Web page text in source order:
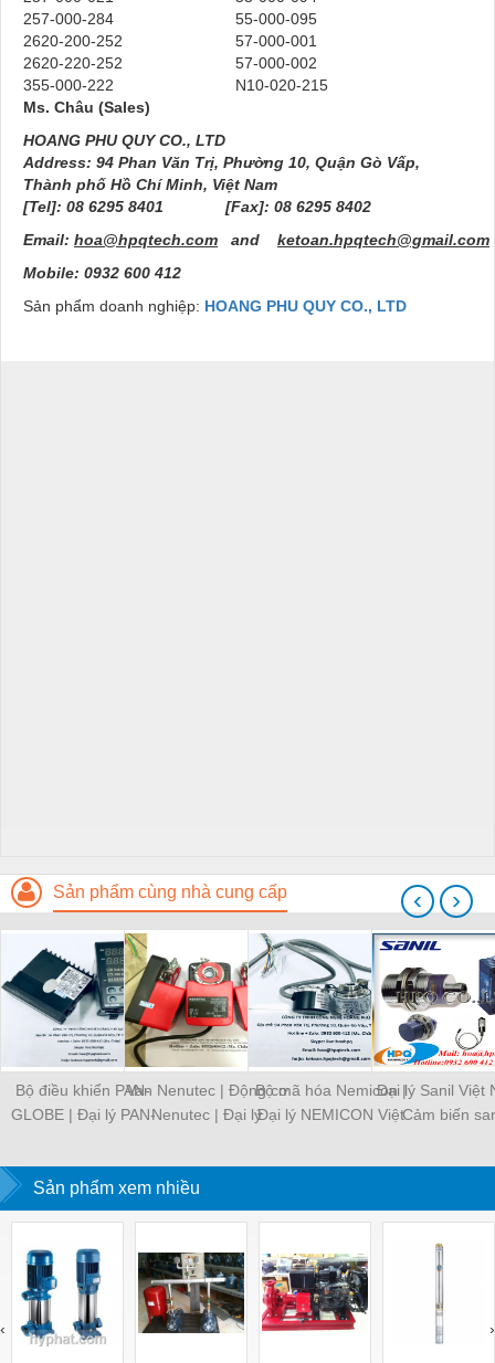
257-000-284
55-000-095
2620-200-252
57-000-001
2620-220-252
57-000-002
355-000-222
N10-020-215
Ms. Châu (Sales)
HOANG PHU QUY CO., LTD
Address: 94 Phan Văn Trị, Phường 10, Quận Gò Vấp,
Thành phố Hồ Chí Minh, Việt Nam
[Tel]: 08 6295 8401 [Fax]: 08 6295 8402
Email: hoa@hpqtech.com and ketoan.hpqtech@gmail.com
Mobile: 0932 600 412
Sản phẩm doanh nghiệp: HOANG PHU QUY CO., LTD
Sản phẩm cùng nhà cung cấp
Bộ điều khiển PAN-
GLOBE | Đại lý PAN-
Van Nenutec | Động cơ
Nenutec | Đại lý
Bộ mã hóa Nemicon |
Đại lý NEMICON Việt
Encoder
Đại lý Sanil Việt
Cảm biến
‹ ›
Sản phẩm xem nhiều
‹ ›